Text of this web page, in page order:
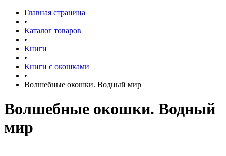
Главная страница
•
Каталог товаров
•
Книги
•
Книги с окошками
•
Волшебные окошки. Водный мир
Волшебные окошки. Водный
мир